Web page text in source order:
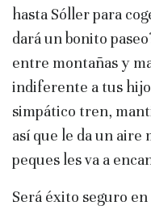
hasta Sóller para
dará un bonito
entre montañas y
indiferente a tus
simpático tren,
así que le da un aire
peques les va a
Será éxito seguro